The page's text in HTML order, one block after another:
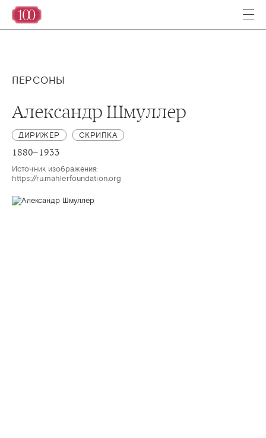
ПЕРСОНЫ
Александр Шмуллер
ДИРИЖЕР СКРИПКА
1880–1933
Источник изображения:
https://ru.mahlerfoundation.org